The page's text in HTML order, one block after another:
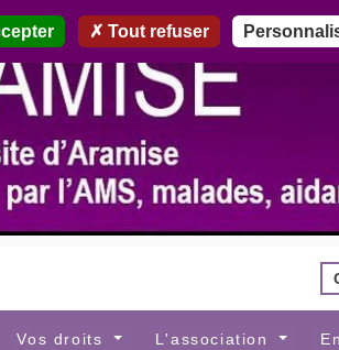
Vos droits L'association
Tout refuser